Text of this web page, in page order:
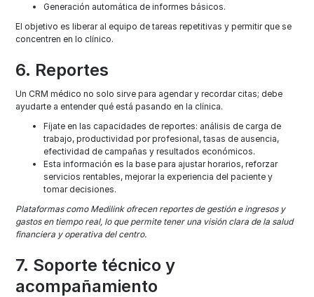
Generación automática de informes básicos.
El objetivo es liberar al equipo de tareas repetitivas y permitir que se
concentren en lo clínico.
6. Reportes
Un CRM médico no solo sirve para agendar y recordar citas; debe
ayudarte a entender qué está pasando en la clínica.
Fíjate en las capacidades de reportes: análisis de carga de
trabajo, productividad por profesional, tasas de ausencia,
efectividad de campañas y resultados económicos.​
Esta información es la base para ajustar horarios, reforzar
servicios rentables, mejorar la experiencia del paciente y
tomar decisiones.
Plataformas como Medilink ofrecen reportes de gestión e ingresos y
gastos en tiempo real, lo que permite tener una visión clara de la salud
financiera y operativa del centro.
7. Soporte técnico y
acompañamiento